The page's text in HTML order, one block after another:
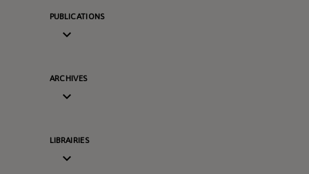
PUBLICATIONS

ARCHIVES

LIBRAIRIES
